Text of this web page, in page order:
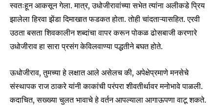
स्वतःहून आकसून गेला. मात्र, उधोजीरावांच्या सभेत त्यांना अलीकडे प्रिय
झालेला हिरवा झेंडा दिमाखात फडकत होता. तोही चांदताऱ्यासहित. एरवी
उठता बसता शिवकालीन शब्दांचा वापर करून पोकळ ढोसबाजी करणारे
उधोजीराव हा सारा प्रसंग केविलवाण्या पद्धतीने बघत होते.
ऊधोजीराव, तुमच्या हे लक्षात आले असेलच की, अपेक्षेप्रमाणे मनसेचे
संस्थापक राज ठाकरे यांनी काकांची परंपरा शीवतीर्थावर मनोभावे पाळली.
कदाचित, सख्ख्या चुलत भावाचे हे वर्तन आपल्याला आगाऊपणा वाटू शकते.